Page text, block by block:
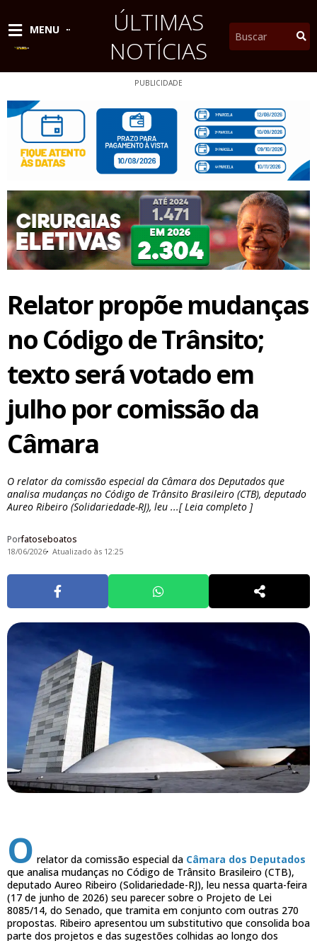
conteúdo
MENU
ÚLTIMAS
NOTÍCIAS
Pesquisar
PUBLICIDADE
Relator propõe mudanças
no Código de Trânsito;
texto será votado em
julho por comissão da
Câmara
O relator da comissão especial da Câmara dos Deputados que
analisa mudanças no Código de Trânsito Brasileiro (CTB), deputado
Aureo Ribeiro (Solidariedade-RJ), leu ...[ Leia completo ]
Porfatoseboatos
18/06/2026 Atualizado às 12:25
O relator da comissão especial da Câmara dos Deputados
que analisa mudanças no Código de Trânsito Brasileiro (CTB),
deputado Aureo Ribeiro (Solidariedade-RJ), leu nessa quarta-feira
(17 de junho de 2026) seu parecer sobre o Projeto de Lei
8085/14, do Senado, que tramita em conjunto com outras 270
propostas. Ribeiro apresentou um substitutivo que consolida boa
parte dos projetos e das sugestões colhidas ao longo dos